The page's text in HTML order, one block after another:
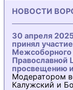
НОВОСТИ
30 апреля
принял
Межсоборного
Православной
просвещению
Модератором
Калужский и